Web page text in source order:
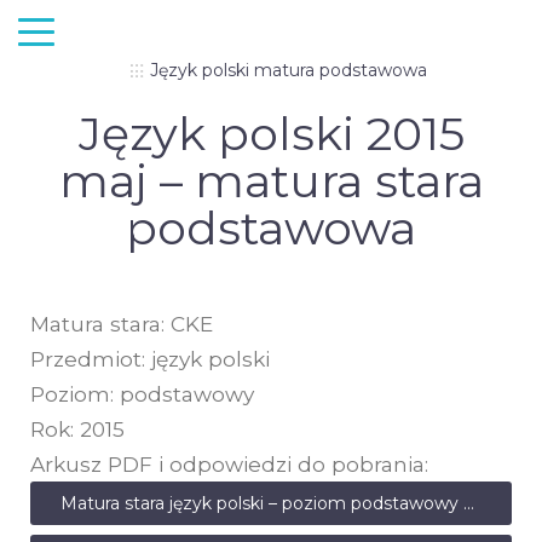
Język polski matura podstawowa
Język polski 2015
maj – matura stara
podstawowa
Matura stara: CKE
Przedmiot: język polski
Poziom: podstawowy
Rok: 2015
Arkusz PDF i odpowiedzi do pobrania:
Matura stara język polski – poziom podstawowy – maj 2015